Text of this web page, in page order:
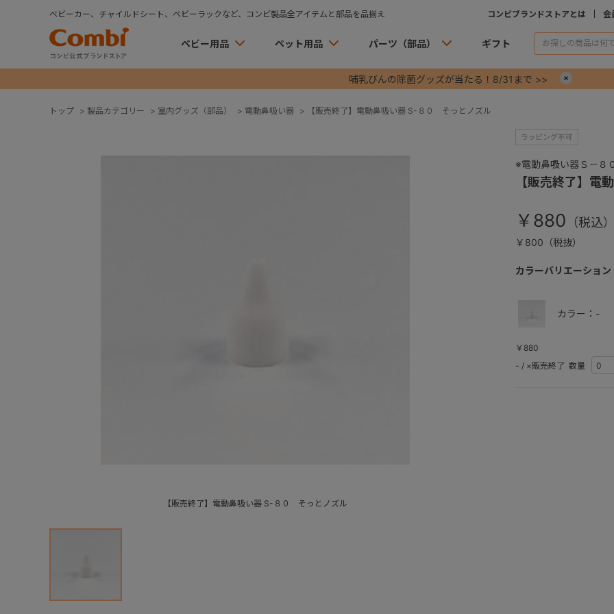
ベビーカー、チャイルドシート、ベビーラックなど、コンビ製品全アイテムと部品を品揃え コンビブランドストアとは 会
ベビー用品 ペット用品 パーツ（部品） ギフト
哺乳びんの除菌グッズが当たる！8/31まで >>
トップ > 製品カテゴリー > 室内グッズ（部品） > 電動鼻吸い器 > 【販売終了】電動鼻吸い器 S-８０ そっとノズル
【販売終了】電動鼻吸い器 S-８０ そっとノズル
※電動鼻吸い器Ｓ－８
【販売終了】
￥880
￥800（税抜）
カラーバリエーション
カラー：-
￥880
- / ×販売終了 数量